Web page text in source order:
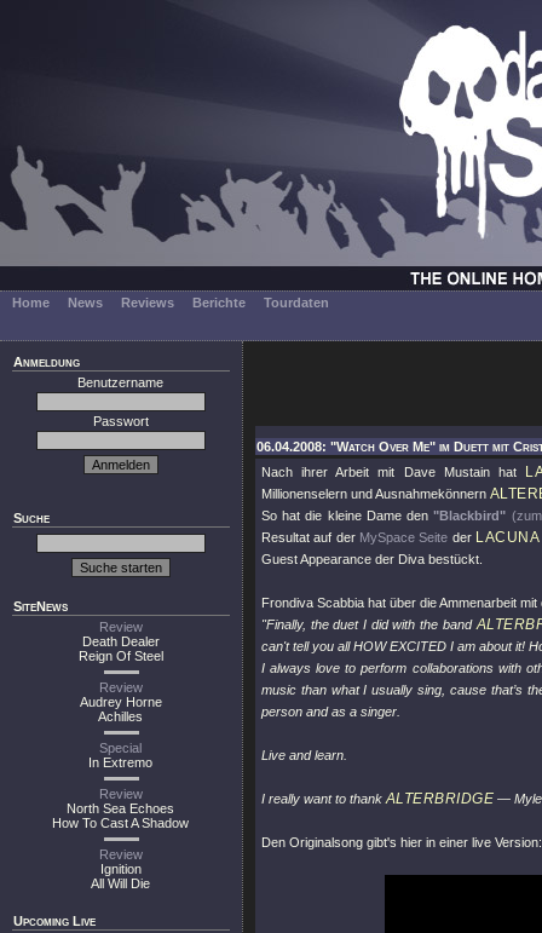
Home News Reviews Berichte Tourdaten
Anmeldung
Benutzername
Passwort
Suche
SiteNews
Review
Death Dealer
Reign Of Steel
Review
Audrey Horne
Achilles
Special
In Extremo
Review
North Sea Echoes
How To Cast A Shadow
Review
Ignition
All Will Die
Upcoming Live
06.04.2008: "Watch Over Me" im Duett mit
Nach ihrer Arbeit mit Dave Mustain hat
Millionenselern und Ausnahmekönnern
So hat die kleine Dame den"Blackbird"
Resultat auf der MySpace Seite der
Guest Appearance der Diva bestückt.
Frondiva Scabbia hat über die Ammenarbeit
"Finally, the duet I did with the band
can't tell you all HOW EXCITED I am about it!
I always love to perform collaborations with
music than what I usually sing, cause that’s
person and as a singer.
Live and learn.
I really want to thank ALTERBRIDGE —
Den Originalsong gibt's hier in einer live Version: